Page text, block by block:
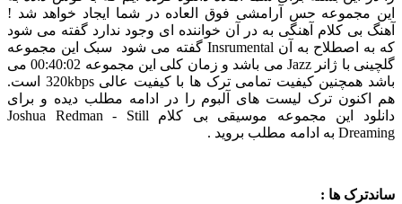
این مجموعه حس آرامشی فوق العاده در شما ایجاد خواهد شد !
آهنگ بی کلام آهنگی به در آن خواننده ای وجود ندارد گفته می شود
که به اصطلاح به آن Insrumental گفته می شود سبک این مجموعه
گلچینی با ژانر Jazz می باشد و زمان کلی این مجموعه 00:40:02 می
باشد همچنین کیفیت تمامی ترک ها با کیفیت عالی 320kbps است.
هم اکنون ترک لیست های آلبوم را در ادامه مطلب دیده و برای
دانلود این مجموعه موسیقی بی کلام Joshua Redman - Still
Dreaming به ادامه مطلب بروید .
ساندترک ها :